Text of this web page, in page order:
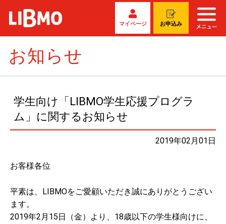
マイページ お申込み
お知らせ
学生向け「LIBMO学生応援プログラ
ム」に関するお知らせ
2019年02月01日
お客様各位
平素は、LIBMOをご愛顧いただき誠にありがとうござい
ます。
2019年2月15日（金）より、18歳以下の学生様向けに、